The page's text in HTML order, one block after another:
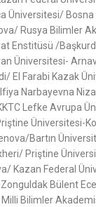
Üniversitesi/ Bosna
Rusya Bilimler
Enstitüsü /
Üniversitesi-
El Farabi Kazak
Narbayevna
Lefke Avrupa
Üniversitesi-
Bartın
Priştine
Kazan Federal
Bülent
Bilimler